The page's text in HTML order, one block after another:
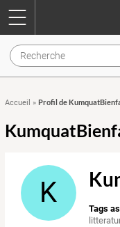
Accueil » Profil de
K Tags